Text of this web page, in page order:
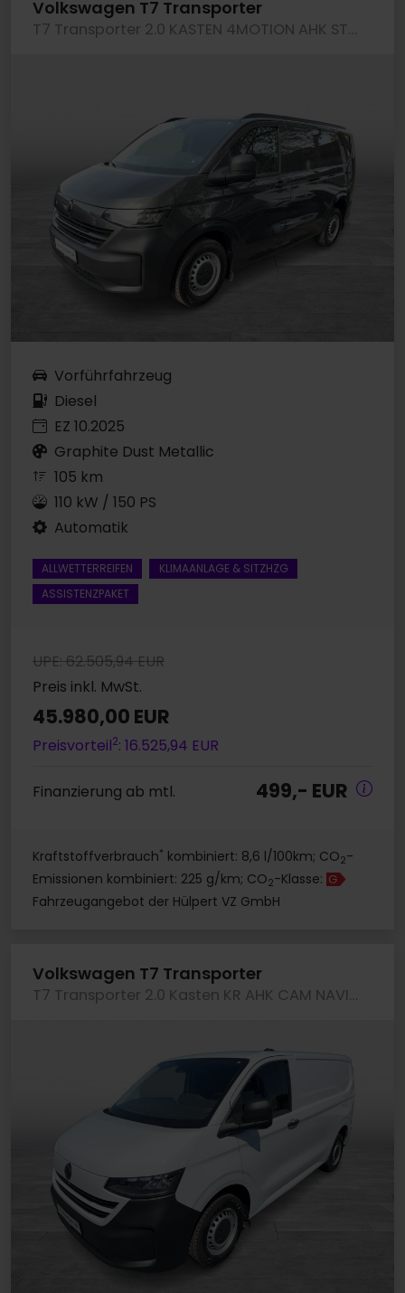
Volkswagen T7 Transporter
T7 Transporter 2.0 KASTEN 4MOTION AHK STANDHZG
Vorführfahrzeug
Diesel
EZ 10.2025
Graphite Dust Metallic
105 km
110 kW / 150 PS
Automatik
ALLWETTERREIFEN
KLIMAANLAGE & SITZHZG
ASSISTENZPAKET
UPE: 62.505,94 EUR
Preis inkl. MwSt.
45.980,00 EUR
Preisvorteil2: 16.525,94 EUR
Finanzierung ab mtl. 499,- EUR
Kraftstoffverbrauch* kombiniert: 8,6 l/100km; CO2-
Emissionen kombiniert: 225 g/km; CO2-Klasse: G
Fahrzeugangebot der Hülpert VZ GmbH
Volkswagen T7 Transporter
T7 Transporter 2.0 Kasten KR AHK CAM NAVI KLIMA